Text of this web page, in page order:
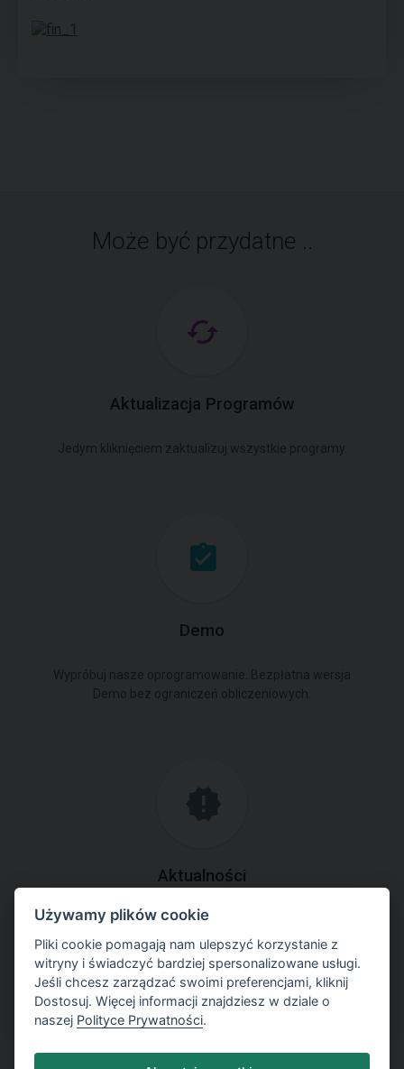
Może być przydatne ..
Aktualizacja Programów
Demo
Aktualności
Bądź na bieżąco, sprawdź nowe wersje oprogramowania i
oferty.
Używamy plików cookie
Pliki cookie pomagają nam ulepszyć korzystanie z
witryny i świadczyć bardziej spersonalizowane usługi.
Jeśli chcesz zarządzać swoimi preferencjami, kliknij
Dostosuj. Więcej informacji znajdziesz w dziale o
naszej Polityce Prywatności.